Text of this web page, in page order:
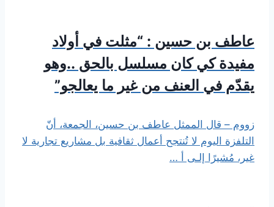
عاطف بن حسين : “مثلت في أولاد
مفيدة كي كان مسلسل بالحق ..وهو
يقدّم في العنف من غير ما يعالجو”
زووم – قال الممثل عاطف بن حسين، الجمعة، أنّ
التلفزة اليوم لا تُنتجح أعمال ثقافية بل مشاريع تجارية لا
غير، مُشيرًا إلـى أ …